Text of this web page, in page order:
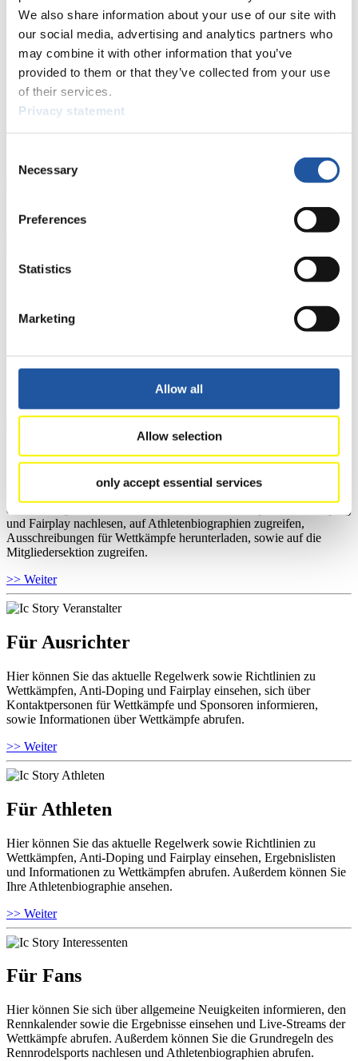
We also share information about your use of our site with
our social media, advertising and analytics partners who
may combine it with other information that you’ve
provided to them or that they’ve collected from your use
of their services.
Privacy statement
Selection
Necessary
Preferences
Statistics
Marketing
Allow all
Allow selection
only accept essential services
Ergebnisse
Aktuell GesamtständeStatistiken
FIL LIVE TV
Live StreamingKunstbahnRodelnLive Streaming Alpin
Tippspiel
Für Presse- und Medienvertreter
Hier finden Sie Informationen für Presse- und Medienvertreter. Sie
haben Zugriff auf Athletenbiographien und Informationen zu
beantragen, die Grundregeln des Rennrodelsports einsehen und
allgemeine Neuigkeiten einholen.
Für Nationale Verbände
aktuelle Regelwerk sowie Richtlinien zu Wettkämpfen, Anti-Doping
und Fairplay nachlesen, auf Athletenbiographien zugreifen,
Ausschreibungen für Wettkämpfe herunterladen, sowie auf die
Mitgliedersektion zugreifen.
>> Weiter
Für Ausrichter
Hier können Sie das aktuelle Regelwerk sowie Richtlinien zu
Wettkämpfen, Anti-Doping und Fairplay einsehen, sich über
Kontaktpersonen für Wettkämpfe und Sponsoren informieren,
sowie Informationen über Wettkämpfe abrufen.
>> Weiter
Für Athleten
Hier können Sie das aktuelle Regelwerk sowie Richtlinien zu
Wettkämpfen, Anti-Doping und Fairplay einsehen, Ergebnislisten
und Informationen zu Wettkämpfen abrufen. Außerdem können Sie
Ihre Athletenbiographie ansehen.
>> Weiter
Für Fans
Hier können Sie sich über allgemeine Neuigkeiten informieren, den
Rennkalender sowie die Ergebnisse einsehen und Live-Streams der
Wettkämpfe abrufen. Außerdem können Sie die Grundregeln des
Rennrodelsports nachlesen und Athletenbiographien abrufen.